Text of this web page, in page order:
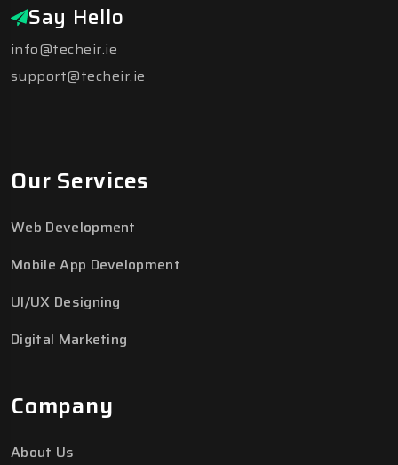
Say Hello
info@techeir.ie
support@techeir.ie
Our Services
Web Development
Mobile App Development
UI/UX Designing
Digital Marketing
Company
About Us